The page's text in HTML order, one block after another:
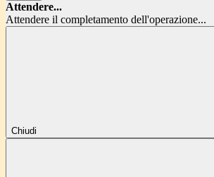
Attendere...
Attendere il completamento dell'operazione...
Chiudi